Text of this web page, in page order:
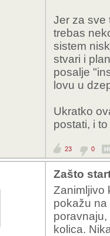
Jer za sve
trebas
sistem
stvari i
posalje
lovu u
Ukratko
postati, i
23 0
Zašto
Zanimljivo
pokažu na
kolica.